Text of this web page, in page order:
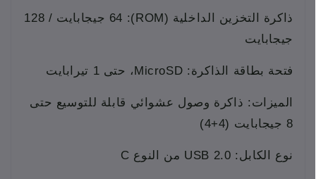
ذاكرة التخزين الداخلية (ROM): 64 جيجابايت / 128
جيجابايت
فتحة بطاقة الذاكرة: MicroSD، حتى 1 تيرابايت
الميزات: ذاكرة وصول عشوائي قابلة للتوسيع حتى
8 جيجابايت (4+4)
نوع الكابل: USB 2.0 من النوع C